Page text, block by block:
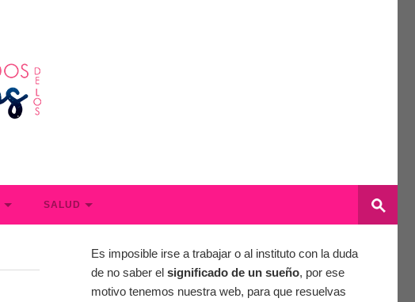
SALUD
Es imposible irse a trabajar o al instituto con la duda
de no saber el significado de un sueño, por ese
motivo tenemos nuestra web, para que resuelvas